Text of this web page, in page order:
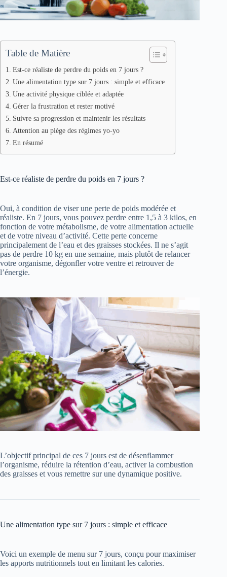
Table de Matière
Est-ce réaliste de perdre du poids en 7 jours ?
Une alimentation type sur 7 jours : simple et efficace
Une activité physique ciblée et adaptée
Gérer la frustration et rester motivé
Suivre sa progression et maintenir les résultats
Attention au piège des régimes yo-yo
En résumé
Est-ce réaliste de perdre du poids en 7 jours ?
Oui, à condition de viser une perte de poids modérée et
réaliste. En 7 jours, vous pouvez perdre entre 1,5 à 3 kilos, en
fonction de votre métabolisme, de votre alimentation actuelle
et de votre niveau d’activité. Cette perte concerne
principalement de l’eau et des graisses stockées. Il ne s’agit
pas de perdre 10 kg en une semaine, mais plutôt de relancer
votre organisme, dégonfler votre ventre et retrouver de
l’énergie.
L’objectif principal de ces 7 jours est de désenflammer
l’organisme, réduire la rétention d’eau, activer la combustion
des graisses et vous remettre sur une dynamique positive.
Une alimentation type sur 7 jours : simple et efficace
Voici un exemple de menu sur 7 jours, conçu pour maximiser
les apports nutritionnels tout en limitant les calories.